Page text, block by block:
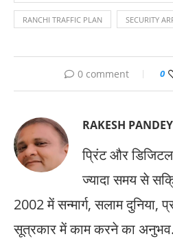
RANCHI TRAFFIC PLAN SECURITY
0 comment 0
RAKESH PANDEY
प्रिंट और डिजिटल
ज्यादा समय से
2002 में सन्मार्ग, सलाम दुनिया,
सूत्रकार में काम करने का